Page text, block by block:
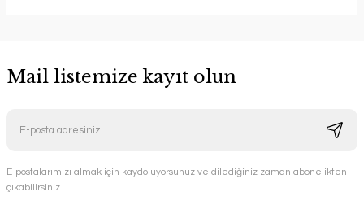
Mail listemize kayıt olun
E-postalarımızı almak için kaydoluyorsunuz ve dilediğiniz zaman abonelikten
çıkabilirsiniz.